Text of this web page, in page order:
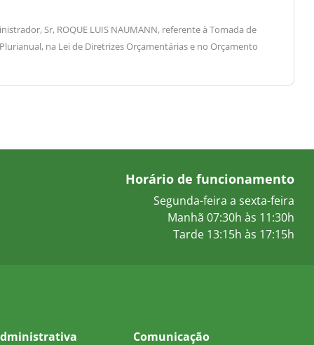
Sr, ROQUE LUIS NAUMANN, referente à Tomada de
na Lei de Diretrizes Orçamentárias e no Orçamento
Horário de funcionamento
Segunda-feira a sexta-feira
Manhã 07:30h às 11:30h
Tarde 13:15h às 17:15h
Comunicação